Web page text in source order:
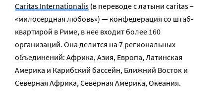
Caritas Internationalis (в переводе с латыни сaritas –
«милосердная любовь») — конфедерация со штаб-
квартирой в Риме, в нее входит более 160
организаций. Она делится на 7 региональных
объединений: Африка, Азия, Европа, Латинская
Америка и Карибский бассейн, Ближний Восток и
Северная Африка, Северная Америка, Океания.